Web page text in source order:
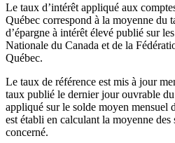
Le taux d’intérêt appliqué aux
Québec correspond à la moyenne du
d’épargne à intérêt élevé publié sur
Nationale du Canada et de la
Québec.
Le taux de référence est mis à jour
taux publié le dernier jour ouvrable
appliqué sur le solde moyen mensuel
est établi en calculant la moyenne
concerné.